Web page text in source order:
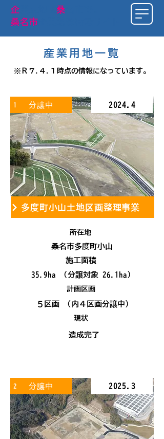
​企 業立地は桑
桑名市
産業用地一覧
※Ｒ７.４.１時点の情報になっています。
所在地
桑名市多度町小山
施工面積
35.9ha (分譲対象 26.1ha)
計画区画
５区画 (内４区画分譲中)
現状
造成完了
2024.4
分譲中
多度町小山土地区画整理事業
1
2025.3
分譲中
2